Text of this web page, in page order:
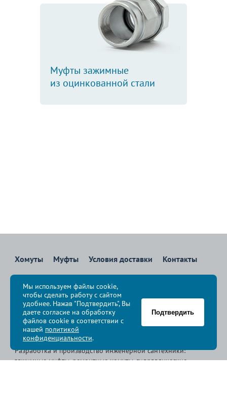
Муфты зажимные
из оцинкованной стали
Хомуты Муфты Условия доставки Контакты
8 800 700-83-36
Звоните бесплатно с 08:00 до 17:00 по Москве
политика конфиденциальности
© Группа компаний « », 2009-2026
Разработка и производство инженерной сантехники:
зажимные муфты, ремонтные хомуты, гидравлические
Мы используем файлы cookie,
чтобы сделать работу с сайтом
удобнее. Нажав "Подтвердить", Вы
даете согласие на обработку
файлов cookie в соответствии с
нашей политикой
конфиденциальности.
Подтвердить